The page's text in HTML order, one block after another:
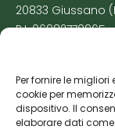
Per fornire le
cookie per
dispositivo. Il
elaborare dati
20833 Giussano
P.I. 06982770965
Cookie Policy
Risorse